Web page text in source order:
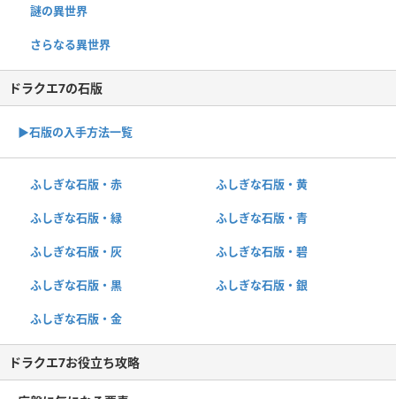
謎の異世界
さらなる異世界
ドラクエ7の石版
▶︎石版の入手方法一覧
ふしぎな石版・赤 ふしぎな石版・黄
ふしぎな石版・緑 ふしぎな石版・青
ふしぎな石版・灰 ふしぎな石版・碧
ふしぎな石版・黒 ふしぎな石版・銀
ふしぎな石版・金
ドラクエ7お役立ち攻略